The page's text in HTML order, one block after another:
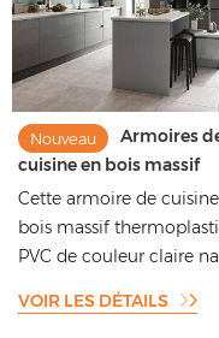
Nouveau
Armoires
cuisine en bois massif
thermoplastique en PVC
style européen
Cette armoire de
bois massif
PVC de couleur claire na...
VOIR LES DÉTAILS